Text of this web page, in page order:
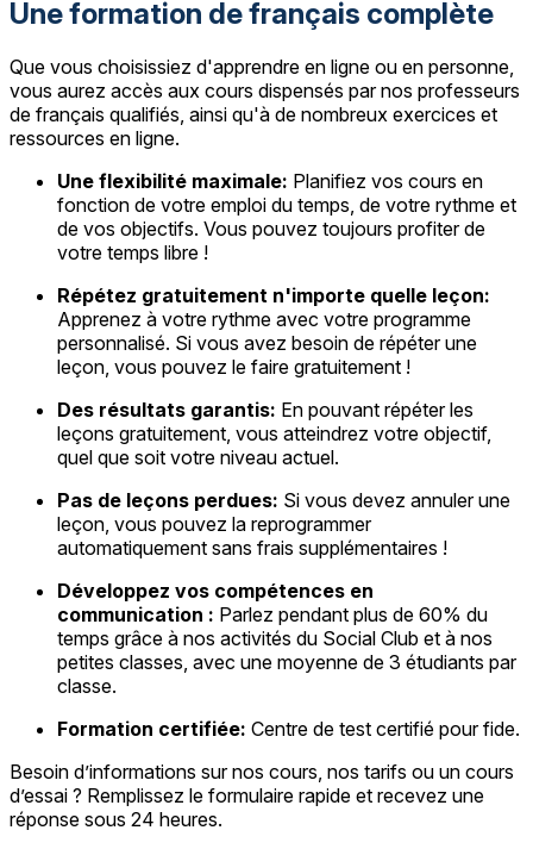
Une formation de français complète
Que vous choisissiez d'apprendre en ligne ou en personne,
vous aurez accès aux cours dispensés par nos professeurs
de français qualifiés, ainsi qu'à de nombreux exercices et
ressources en ligne.
Une flexibilité maximale: Planifiez vos cours en
fonction de votre emploi du temps, de votre rythme et
de vos objectifs. Vous pouvez toujours profiter de
votre temps libre !
Répétez gratuitement n'importe quelle leçon:
Apprenez à votre rythme avec votre programme
personnalisé. Si vous avez besoin de répéter une
leçon, vous pouvez le faire gratuitement !
Des résultats garantis: En pouvant répéter les
leçons gratuitement, vous atteindrez votre objectif,
quel que soit votre niveau actuel.
Pas de leçons perdues: Si vous devez annuler une
leçon, vous pouvez la reprogrammer
automatiquement sans frais supplémentaires !
Développez vos compétences en
communication : Parlez pendant plus de 60% du
temps grâce à nos activités du Social Club et à nos
petites classes, avec une moyenne de 3 étudiants par
classe.
Formation certifiée: Centre de test certifié pour fide.
Besoin d’informations sur nos cours, nos tarifs ou un cours
d’essai ? Remplissez le formulaire rapide et recevez une
réponse sous 24 heures.